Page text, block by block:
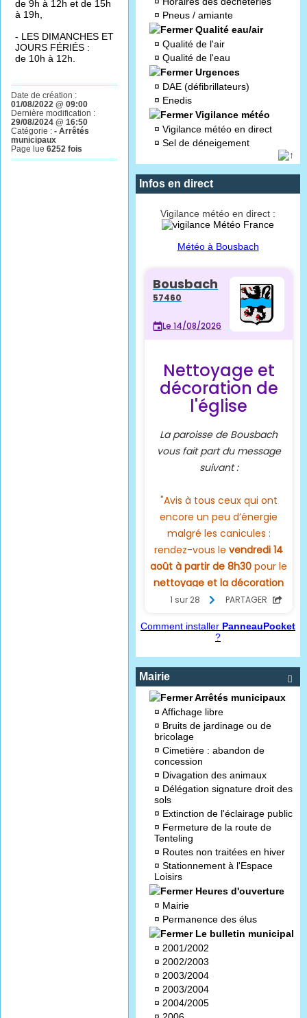
de 9h à 12h et de 15h
à 19h,
- LES DIMANCHES ET
JOURS FÉRIÉS :
de 10h à 12h.
Date de création :
01/08/2022 @ 09:00
Dernière modification :
29/08/2024 @ 16:50
Catégorie : - Arrêtés
municipaux
Page lue 6252 fois
¤ Pneus / amiante
Qualité eau/air
¤ Qualité de l'air
¤ Qualité de l'eau
Urgences
¤ DAE (défibrillateurs)
¤ Enedis
Vigilance météo
¤ Vigilance météo en direct
¤ Sel de déneigement
Infos en direct
Vigilance météo en direct :
Météo à Bousbach
Comment installer PanneauPocket
?

Mairie
Arrêtés municipaux
¤ Affichage libre
¤ Bruits de jardinage ou de
bricolage
¤ Cimetière : abandon de
concession
¤ Divagation des animaux
¤ Délégation signature droit des
sols
¤ Extinction de l'éclairage public
¤ Fermeture de la route de
Tenteling
¤ Routes non traitées en hiver
¤ Stationnement à l'Espace
Loisirs
Heures d'ouverture
¤ Mairie
¤ Permanence des élus
Le bulletin municipal
¤ 2001/2002
¤ 2002/2003
¤ 2003/2004
¤ 2003/2004
¤ 2004/2005